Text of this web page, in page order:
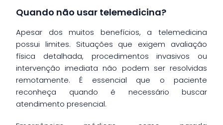
Quando não usar telemedicina?
Apesar dos muitos benefícios, a telemedicina
possui limites. Situações que exigem avaliação
física detalhada, procedimentos invasivos ou
intervenção imediata não podem ser resolvidas
remotamente. É essencial que o paciente
reconheça quando é necessário buscar
atendimento presencial.